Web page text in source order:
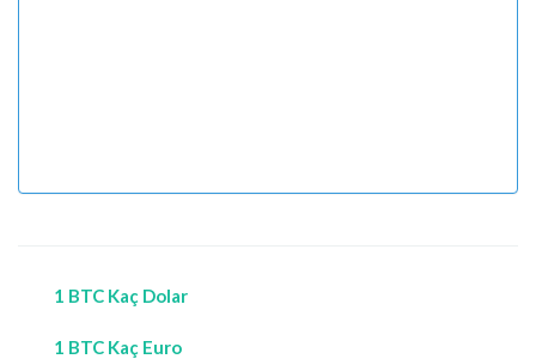
1 BTC Kaç Dolar
1 BTC Kaç Euro